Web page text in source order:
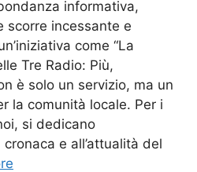
informativa,
scorre incessante e
come “La
Tre Radio: Più,
è solo un servizio, ma un
la comunità locale. Per i
si dedicano
e all’attualità del